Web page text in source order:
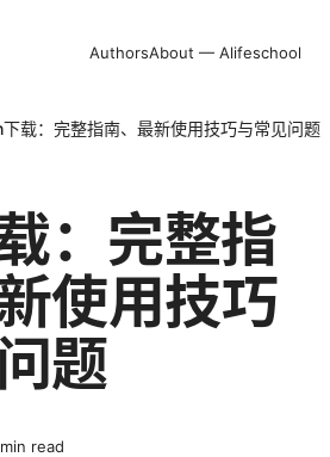
AuthorsAbout — Alifeschool
载：完整指南、最新使用技巧与常见问题
：完整指
使用技巧
题
min read